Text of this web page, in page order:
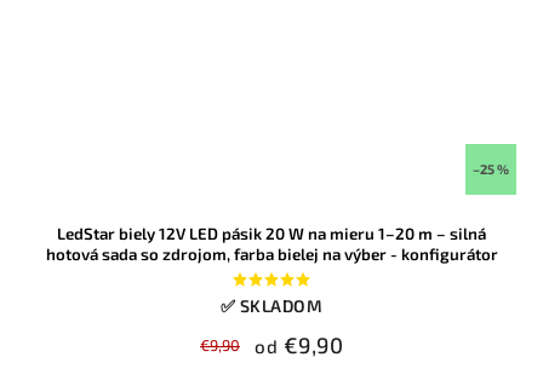
–25 %
LedStar biely 12V LED pásik 20 W na mieru 1–20 m – silná
hotová sada so zdrojom, farba bielej na výber - konfigurátor
✅ SKLADOM
€9,90 od €9,90